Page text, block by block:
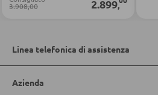
POLTRONE
3.908,00 2.899,
Linea telefonica di assistenza
Azienda